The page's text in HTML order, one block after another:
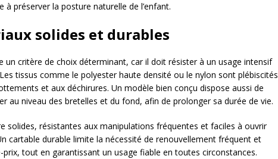
préserver la posture naturelle de l’enfant.
solides et durables
un critère de choix déterminant, car il doit résister à un usage intensif
tissus comme le polyester haute densité ou le nylon sont plébiscités
et aux déchirures. Un modèle bien conçu dispose aussi de
au niveau des bretelles et du fond, afin de prolonger sa durée de vie.
solides, résistantes aux manipulations fréquentes et faciles à ouvrir
cartable durable limite la nécessité de renouvellement fréquent et
tout en garantissant un usage fiable en toutes circonstances.